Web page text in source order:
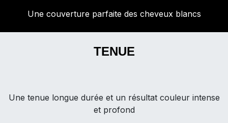
Une couverture parfaite des cheveux blancs
TENUE
Une tenue longue durée et un résultat couleur intense
et profond